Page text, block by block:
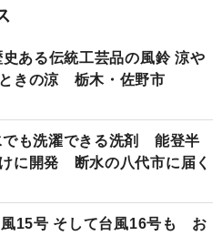
ある伝統工芸品の風鈴 涼や
きの涼 栃木・佐野市
でも洗濯できる洗剤 能登半
に開発 断水の八代市に届く
風15号 そして台風16号も お